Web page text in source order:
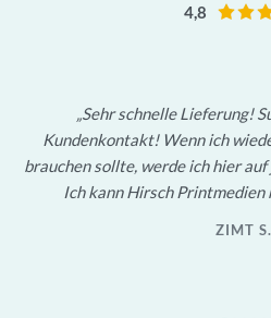
4,8
Sehr schnelle Lieferung!
Kundenkontakt! Wenn ich
brauchen sollte, werde ich hier
Ich kann Hirsch
ZIMT S.